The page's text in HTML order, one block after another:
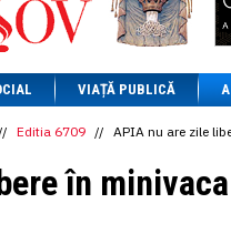
1 AED= 1.1933
1 AUD= 2.7957
1 BGN= 2.5449
1 CAD= 3.1559
1 CHF= 5.2813
1 CNY= 0.6015
1 DKK
= 0.6668
= 0.0860
VIAȚĂ PUBLICĂ
Editia 6709 // APIA nu are zile
în